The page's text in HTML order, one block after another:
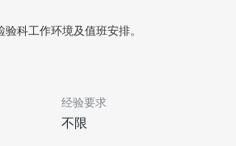
科工作环境及值班安排。
经验要求
不限